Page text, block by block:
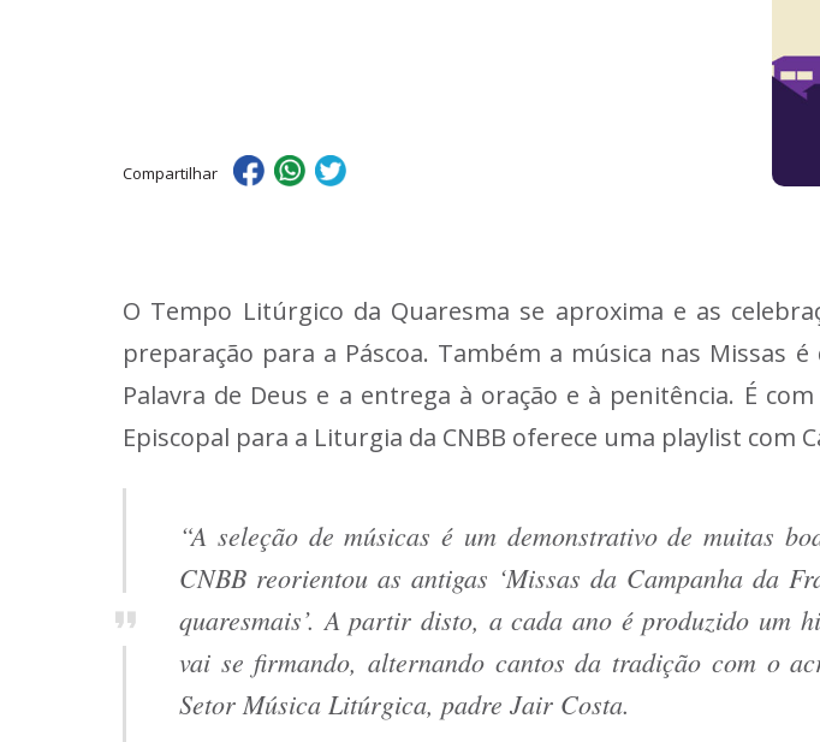
Compartilhar
O Tempo Litúrgico da Quaresma se aproxima e as
preparação para a Páscoa. Também a música nas Missas
Palavra de Deus e a entrega à oração e à penitência. É
Episcopal para a Liturgia da CNBB oferece uma playlist com
“A seleção de músicas é um demonstrativo de muitas
CNBB reorientou as antigas ‘Missas da Campanha da
quaresmais’. A partir disto, a cada ano é produzido um
vai se firmando, alternando cantos da tradição com o
Setor Música Litúrgica, padre Jair Costa.